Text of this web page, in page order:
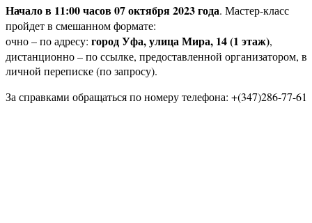
Начало в 11:00 часов 07 октября 2023 года. Мастер-класс
пройдет в смешанном формате:
очно – по адресу: город Уфа, улица Мира, 14 (1 этаж),
дистанционно – по ссылке, предоставленной организатором, в
личной переписке (по запросу).
За справками обращаться по номеру телефона: +(347)286-77-61